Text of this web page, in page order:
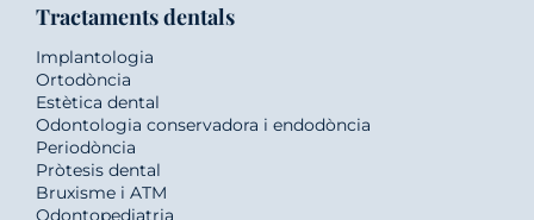
Tractaments dentals
Implantologia
Ortodòncia
Estètica dental
Odontologia conservadora i endodòncia
Periodòncia
Pròtesis dental
Bruxisme i ATM
Odontopediatria